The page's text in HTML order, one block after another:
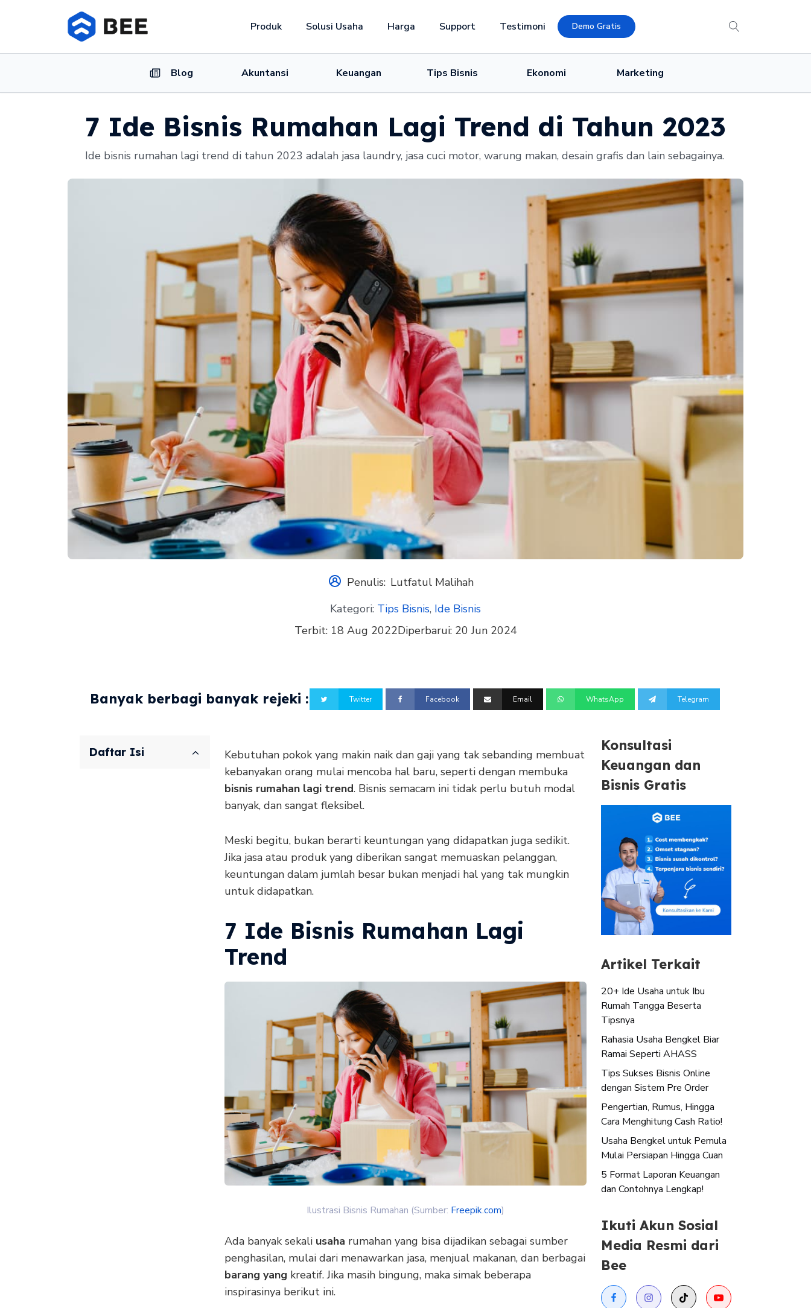
Produk Solusi Usaha Harga Support Testimoni Demo Gratis
Blog Akuntansi Keuangan Tips Bisnis Ekonomi Marketing
7 Ide Bisnis Rumahan Lagi Trend di Tahun 2023
Ide bisnis rumahan lagi trend di tahun 2023 adalah jasa laundry, jasa cuci motor, warung makan, desain grafis dan lain sebagainya.
Penulis: Lutfatul Malihah
Kategori: Tips Bisnis, Ide Bisnis
Terbit: 18 Aug 2022Diperbarui: 20 Jun 2024
Banyak berbagi banyak rejeki : Twitter Facebook Email WhatsApp Telegram
Daftar Isi
Kebutuhan pokok yang makin naik dan gaji yang tak sebanding membuat
kebanyakan orang mulai mencoba hal baru, seperti dengan membuka
bisnis rumahan lagi trend. Bisnis semacam ini tidak perlu butuh modal
banyak, dan sangat fleksibel.
Meski begitu, bukan berarti keuntungan yang didapatkan juga sedikit.
Jika jasa atau produk yang diberikan sangat memuaskan pelanggan,
keuntungan dalam jumlah besar bukan menjadi hal yang tak mungkin
untuk didapatkan.
7 Ide Bisnis Rumahan Lagi
Trend
Ilustrasi Bisnis Rumahan (Sumber: Freepik.com)
Ada banyak sekali usaha rumahan yang bisa dijadikan sebagai sumber
penghasilan, mulai dari menawarkan jasa, menjual makanan, dan berbagai
barang yang kreatif. Jika masih bingung, maka simak beberapa
inspirasinya berikut ini.
Konsultasi
Keuangan dan
Bisnis Gratis
Artikel Terkait
20+ Ide Usaha untuk Ibu
Rumah Tangga Beserta
Tipsnya
Rahasia Usaha Bengkel Biar
Ramai Seperti AHASS
Tips Sukses Bisnis Online
dengan Sistem Pre Order
Pengertian, Rumus, Hingga
Cara Menghitung Cash Ratio!
Usaha Bengkel untuk Pemula
Mulai Persiapan Hingga Cuan
5 Format Laporan Keuangan
dan Contohnya Lengkap!
Ikuti Akun Sosial
Media Resmi dari
Bee